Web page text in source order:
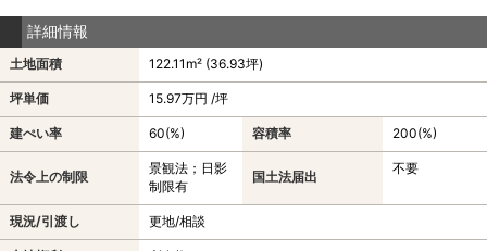
詳細情報
土地面積 122.11m² (36.93坪)
坪単価 15.97万円 /坪
建ぺい率 60(%) 容積率 200(%)
法令上の制限
景観法；日影
制限有
国土法届出
不要
現況/引渡し 更地/相談